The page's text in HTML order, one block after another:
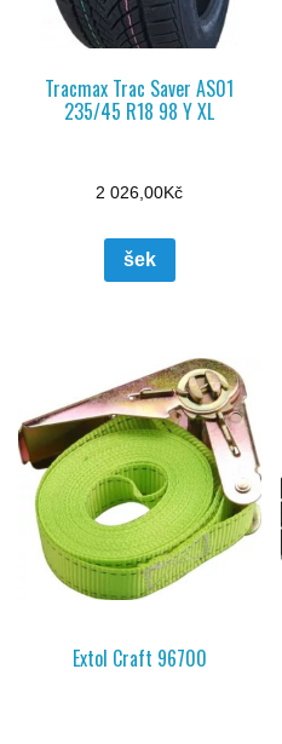
Tracmax Trac Saver AS01
235/45 R18 98 Y XL
2 026,00Kč
šek
Extol Craft 96700